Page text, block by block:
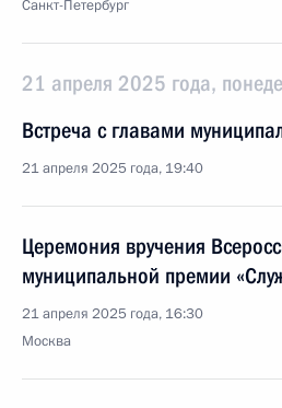
Санкт-Петербург
21 апреля 2025 года,
Встреча с главами
21 апреля 2025 года, 19:40
Церемония вручения
муниципальной премии
21 апреля 2025 года, 16:30
Москва